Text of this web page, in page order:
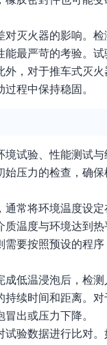
灭火器的影响。
最严苛的考验。
，对于推车式灭
程中保持稳固。
试验、性能测试
压力的检查，确
常将环境温度设
温度与环境达到
要按照预设的程
低温浸泡后，检
续时间和距离。
出或压力下降。
验数据进行比对